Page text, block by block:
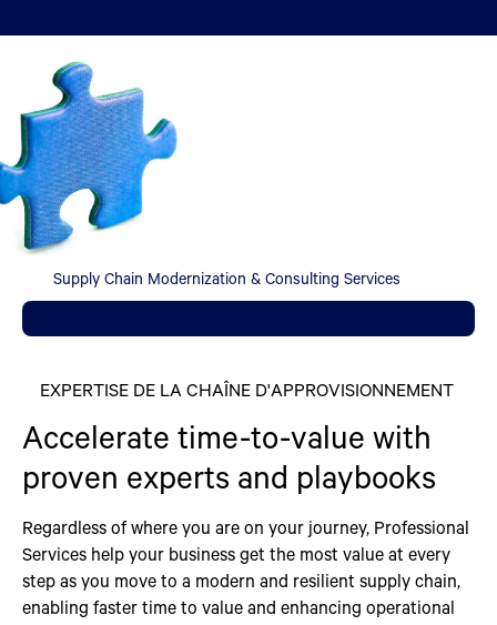
Supply Chain Modernization & Consulting Services
EXPERTISE DE LA CHAÎNE D'APPROVISIONNEMENT
Accelerate time-to-value with
proven experts and playbooks
Regardless of where you are on your journey, Professional
Services help your business get the most value at every
step as you move to a modern and resilient supply chain,
enabling faster time to value and enhancing operational